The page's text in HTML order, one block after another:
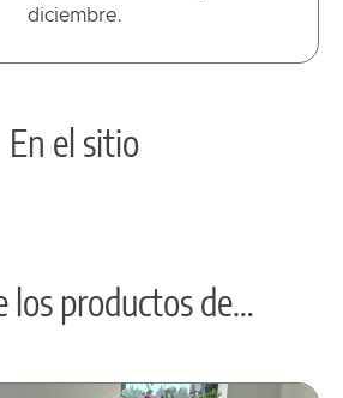
diciembre.
En el sitio
los productos de…